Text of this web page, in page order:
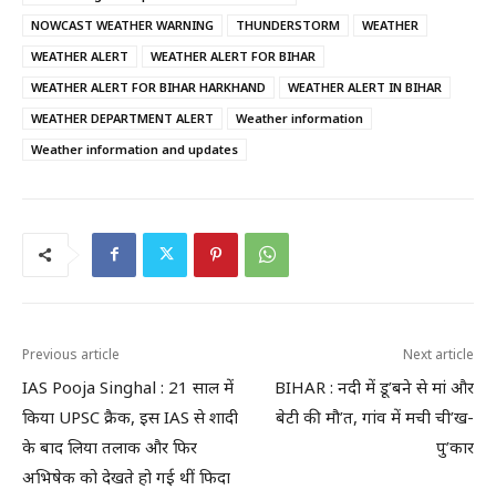
NOWCAST WEATHER WARNING
THUNDERSTORM
WEATHER
WEATHER ALERT
WEATHER ALERT FOR BIHAR
WEATHER ALERT FOR BIHAR HARKHAND
WEATHER ALERT IN BIHAR
WEATHER DEPARTMENT ALERT
Weather information
Weather information and updates
Previous article
IAS Pooja Singhal : 21 साल में
किया UPSC क्रैक, इस IAS से शादी
के बाद लिया तलाक और फिर
अभिषेक को देखते हो गई थीं फिदा
Next article
BIHAR : नदी में डू’बने से मां और
बेटी की मौ’त, गांव में मची ची’ख-
पु’कार